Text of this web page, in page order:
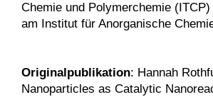
Chemie und Polymerchemie
am Institut für Anorganische
Originalpublikation: Hannah
Nanoparticles as Catalytic